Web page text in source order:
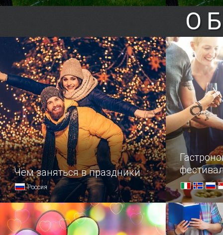
В
в 1956
Чем заняться в праздники
Россия
Мероприятия, которые разнообразят
досуг
Краткий
вкусно